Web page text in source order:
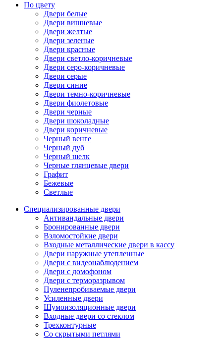
По цвету
Двери белые
Двери вишневые
Двери желтые
Двери зеленые
Двери красные
Двери светло-коричневые
Двери серо-коричневые
Двери серые
Двери синие
Двери темно-коричневые
Двери фиолетовые
Двери черные
Двери шоколадные
Двери коричневые
Черный венге
Черный дуб
Черный шелк
Черные глянцевые двери
Графит
Бежевые
Светлые
Специализированные двери
Антивандальные двери
Бронированные двери
Взломостойкие двери
Входные металлические двери в кассу
Двери наружные утепленные
Двери с видеонаблюдением
Двери с домофоном
Двери с терморазрывом
Пуленепробиваемые двери
Усиленные двери
Шумоизоляционные двери
Входные двери со стеклом
Трехконтурные
Со скрытыми петлями